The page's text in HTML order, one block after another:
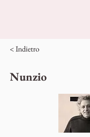
< Indietro
Nunzio